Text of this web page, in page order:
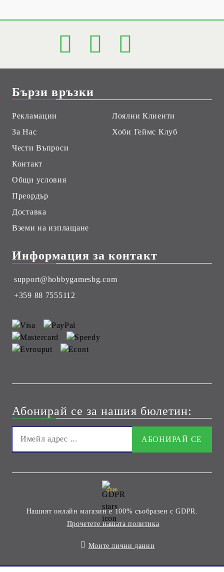
Бързи връзки
Рекламации
За Нас
Чести Въпроси
Контакт
Общи условия
Преордър
Доставка
Вземи на изплащане
Лоялни Клиенти
Хоби Геймс Клуб
Информация за контакт
support@hobbygamesbg.com
+359 88 7555112
Абонирай се за нашия бюлетин:
GDPR
Нашият онлайн магазин е 100% съобразен с GDPR.
Прочетете нашата политика
Моите лични данни